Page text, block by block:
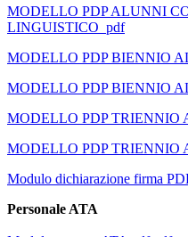
MODELLO PDP ALUNNI
LINGUISTICO_pdf
MODELLO PDP BIENNIO
MODELLO PDP BIENNIO
MODELLO PDP TRIENNIO
MODELLO PDP TRIENNIO
Modulo dichiarazione firma
Personale ATA